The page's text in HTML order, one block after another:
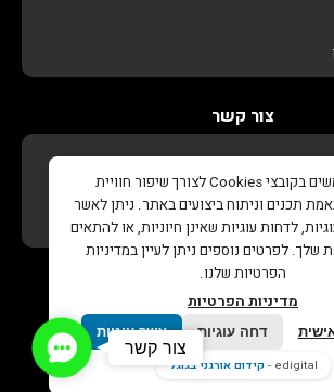
צור קשר
2026 |
עדי מטבחים – נגרות בהתאמה
Edigital.co.il
אנו משתמשים בקובצי Cookies לצורך שיפור חוויית
תכנים וניתוח ביצועים באתר. ניתן לאשר
לדחות עוגיות שאינן חיוניות, או להתאים
לפרטים נוספים ניתן לעיין במדיניות
הפרטיות שלנו.
מדיניות הפרטיות
דחה עוגיות אשר עוגיות
edigital - קידום אורגני בגוגל
Us
צור קשר